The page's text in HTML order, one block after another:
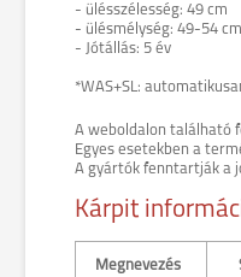
- ülésszélesség: 49 cm
- ülésmélység: 49-54 cm
- Jótállás: 5 év
*WAS+SL:
A weboldalon található
Egyes esetekben a
A gyártók fenntartják a
Kárpit
Megnevezés